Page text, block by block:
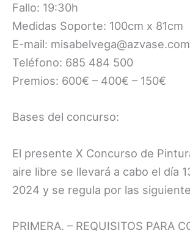
Fallo: 19:30h
Medidas Soporte: 100cm x 81cm
E-mail: misabelvega@azvase.com
Teléfono: 685 484 500
Premios: 600€ – 400€ – 150€
Bases del concurso:
El presente X Concurso de
aire libre se llevará a cabo el día
2024 y se regula por las
PRIMERA. – REQUISITOS PARA